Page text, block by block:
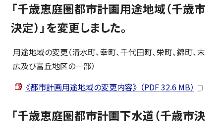
「千歳恵庭圏都市計画用途地域（千歳市
決定）」を変更しました。
用途地域の変更（清水町、幸町、千代田町、栄町、錦町、末
広及び富丘地区の一部）
《都市計画用途地域の変更内容》 （PDF 32.6 MB）
「千歳恵庭圏都市計画下水道（千歳市決